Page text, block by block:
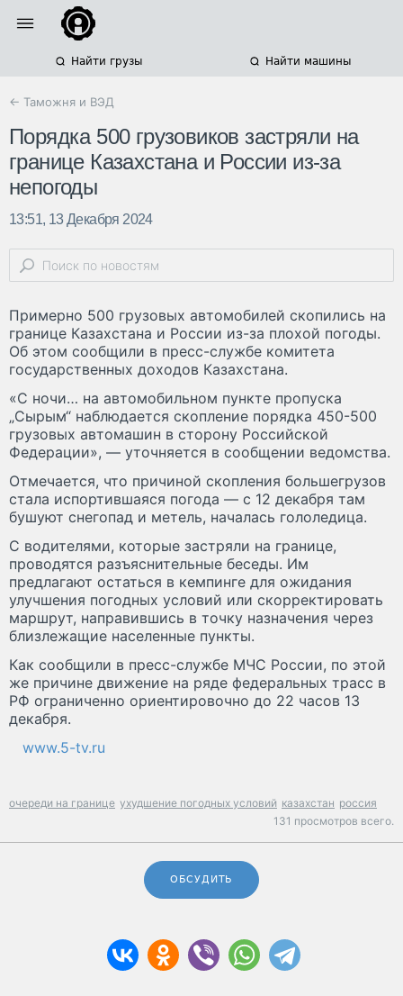
Найти грузы Найти машины
← Таможня и ВЭД
Порядка 500 грузовиков застряли на
границе Казахстана и России из-за
непогоды
13:51, 13 Декабря 2024
Примерно 500 грузовых автомобилей скопились на
границе Казахстана и России из-за плохой погоды.
Об этом сообщили в пресс-службе комитета
государственных доходов Казахстана.
«С ночи… на автомобильном пункте пропуска
„Сырым“ наблюдается скопление порядка 450-500
грузовых автомашин в сторону Российской
Федерации», — уточняется в сообщении ведомства.
Отмечается, что причиной скопления большегрузов
стала испортившаяся погода — с 12 декабря там
бушуют снегопад и метель, началась гололедица.
С водителями, которые застряли на границе,
проводятся разъяснительные беседы. Им
предлагают остаться в кемпинге для ожидания
улучшения погодных условий или скорректировать
маршрут, направившись в точку назначения через
близлежащие населенные пункты.
Как сообщили в пресс-службе МЧС России, по этой
же причине движение на ряде федеральных трасс в
РФ ограниченно ориентировочно до 22 часов 13
декабря.
www.5-tv.ru
очереди на границе ухудшение погодных условий казахстан россия
131 просмотров всего.
ОБСУДИТЬ